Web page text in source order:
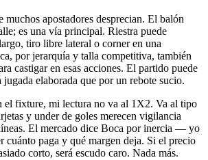
muchos apostadores desprecian. El balón
es una vía principal. Riestra puede
tiro libre lateral o corner en una
por jerarquía y talla competitiva, también
castigar en esas acciones. El partido puede
jugada elaborada que por un rebote sucio.
el fixture, mi lectura no va al 1X2. Va al tipo
y under de goles merecen vigilancia
El mercado dice Boca por inercia — yo
cuánto paga y qué margen deja. Si el precio
corto, será escudo caro. Nada más.